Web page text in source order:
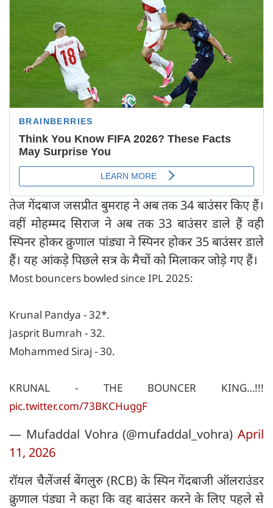
तेज गेंदबाज जसप्रीत बुमराह ने अब तक 34 बाउंसर किए हैं।
वहीं मोहम्मद सिराज ने अब तक 33 बाउंसर डाले हैं वही
स्पिनर होकर क्रुणाल पांड्या ने स्पिनर होकर 35 बाउंसर डाले
हैं। यह आंकड़े पिछले सत्र के मैचों को मिलाकर जोड़े गए हैं।
Most bouncers bowled since IPL 2025:
Krunal Pandya - 32*.
Jasprit Bumrah - 32.
Mohammed Siraj - 30.
KRUNAL - THE BOUNCER KING…!!!
pic.twitter.com/73BKCHuggF
— Mufaddal Vohra (@mufaddal_vohra) April
11, 2026
रॉयल चैलेंजर्स बेंगलुरु (RCB) के स्पिन गेंदबाजी ऑलराउंडर
क्रुणाल पंड्या ने कहा कि वह बाउंसर करने के लिए पहले से